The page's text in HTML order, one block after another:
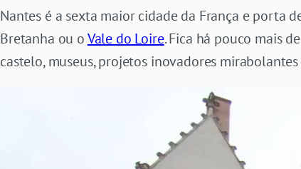
Nantes é a sexta maior cidade da França e porta
Bretanha ou oVale do Loire. Fica há pouco mais
castelo, museus, projetos inovadores